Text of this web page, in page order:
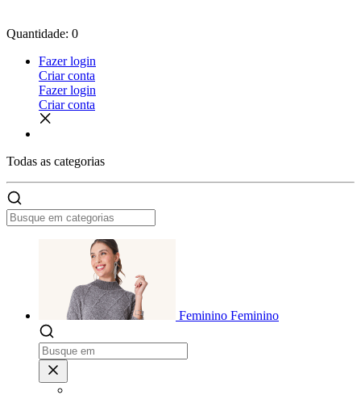
Quantidade: 0
Fazer login
Criar conta
Fazer login
Criar conta
Todas as categorias
Feminino Feminino